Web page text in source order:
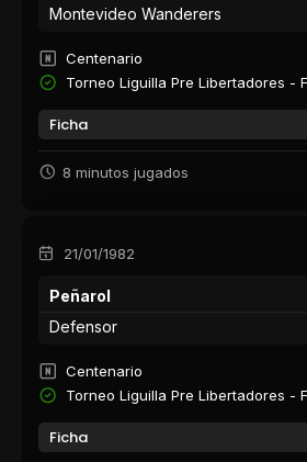
Montevideo Wanderers
Centenario
Torneo Liguilla Pre Libertadores -
Ficha
8 minutos jugados
21/01/1982
Peñarol
Defensor
Centenario
Torneo Liguilla Pre Libertadores -
Ficha